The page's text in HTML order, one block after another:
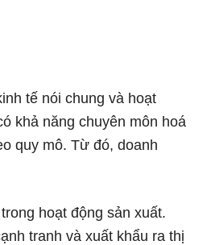
tế nói chung và hoạt
khả năng chuyên môn hoá
quy mô. Từ đó, doanh
hoạt động sản xuất.
tranh và xuất khẩu ra thị